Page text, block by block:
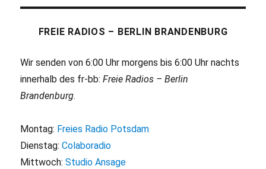
FREIE RADIOS – BERLIN BRANDENBURG
Wir senden von 6:00 Uhr morgens bis 6:00 Uhr nachts
innerhalb des fr-bb:Freie Radios – Berlin
Brandenburg.
Montag: Freies Radio Potsdam
Dienstag:Colaboradio
Mittwoch:Studio Ansage